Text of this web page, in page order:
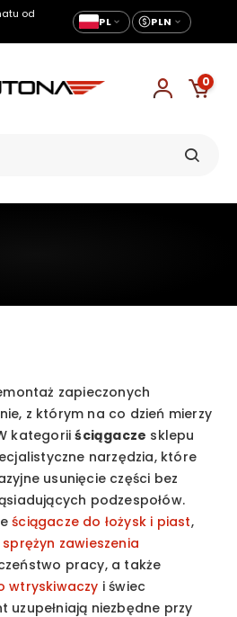
od
PL PLN
0
zapieczonych
z którym na co dzień mierzy
kategoriiściągacze sklepu
narzędzia, które
usunięcie części bez
podzespołów.
ściągacze do łożysk i piast,
zawieszenia
pracy, a także
wtryskiwaczy i świec
uzupełniają niezbędne przy